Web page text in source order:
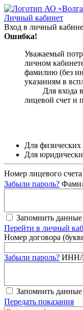
Личный кабинет
Вход в личный
Ошибка!
Уважаемый
личном
фамилию (без
Для входа в
АО
Для физических
Для
Номер лицевого счета
Забыли пароль?
Запомнить данные
Перейти в личный
Номер договора
Забыли пароль? ИНН/
Запомнить данные
Передать показания